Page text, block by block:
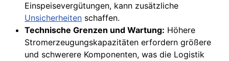
Einspeisevergütungen, kann zusätzliche
Unsicherheiten schaffen.
Technische Grenzen und Wartung: Höhere
Stromerzeugungskapazitäten erfordern größere
und schwerere Komponenten, was die Logistik